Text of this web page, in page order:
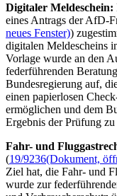
Digitaler Meldeschein:
eines Antrags der AfD-
neues Fenster))
digitalen Meldescheins
Vorlage wurde an den
federführenden
Bundesregierung auf,
einen papierlosen
ermöglichen und dem
Ergebnis der Prüfung zu
Fahr- und
(19/9236(Dokument,
Ziel hat, die Fahr- und
wurde zur